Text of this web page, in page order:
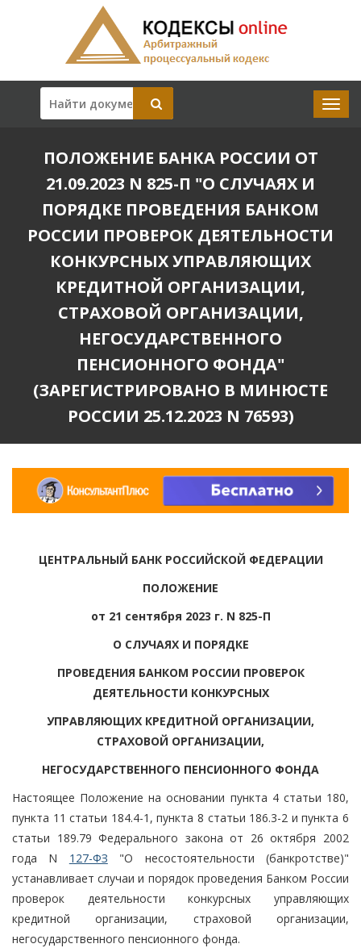
ПОЛОЖЕНИЕ БАНКА РОССИИ ОТ
21.09.2023 N 825-П "О СЛУЧАЯХ И
ПОРЯДКЕ ПРОВЕДЕНИЯ БАНКОМ
РОССИИ ПРОВЕРОК ДЕЯТЕЛЬНОСТИ
КОНКУРСНЫХ УПРАВЛЯЮЩИХ
КРЕДИТНОЙ ОРГАНИЗАЦИИ,
СТРАХОВОЙ ОРГАНИЗАЦИИ,
НЕГОСУДАРСТВЕННОГО
ПЕНСИОННОГО ФОНДА"
(ЗАРЕГИСТРИРОВАНО В МИНЮСТЕ
РОССИИ 25.12.2023 N 76593)
ЦЕНТРАЛЬНЫЙ БАНК РОССИЙСКОЙ ФЕДЕРАЦИИ
ПОЛОЖЕНИЕ
от 21 сентября 2023 г. N 825-П
О СЛУЧАЯХ И ПОРЯДКЕ
ПРОВЕДЕНИЯ БАНКОМ РОССИИ ПРОВЕРОК
ДЕЯТЕЛЬНОСТИ КОНКУРСНЫХ
УПРАВЛЯЮЩИХ КРЕДИТНОЙ ОРГАНИЗАЦИИ,
СТРАХОВОЙ ОРГАНИЗАЦИИ,
НЕГОСУДАРСТВЕННОГО ПЕНСИОННОГО ФОНДА
Настоящее Положение на основании пункта 4 статьи 180,
пункта 11 статьи 184.4-1, пункта 8 статьи 186.3-2 и пункта 6
статьи 189.79 Федерального закона от 26 октября 2002
года N 127-ФЗ "О несостоятельности (банкротстве)"
устанавливает случаи и порядок проведения Банком России
проверок деятельности конкурсных управляющих
кредитной организации, страховой организации,
негосударственного пенсионного фонда.